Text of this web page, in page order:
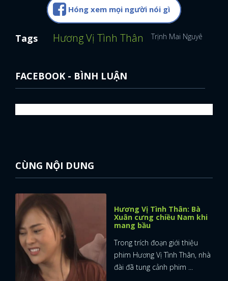
Hóng xem mọi người nói gì
Tags Hương Vị Tình Thân Trịnh Mai Nguyên
FACEBOOK - BÌNH LUẬN
CÙNG NỘI DUNG
Hương Vị Tình Thân: Bà
Xuân cưng chiều Nam khi
mang bầu
Trong trích đoạn giới thiệu
phim Hương Vị Tình Thân, nhà
đài đã tung cảnh phim ...